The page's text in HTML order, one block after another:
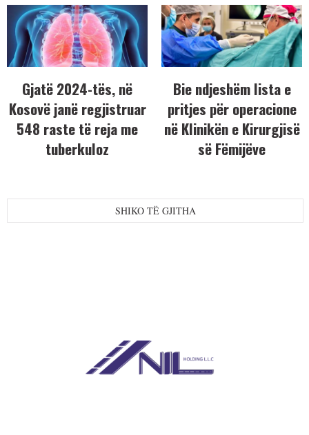
Gjatë 2024-tës, në
Kosovë janë regjistruar
548 raste të reja me
tuberkuloz
Bie ndjeshëm lista e
pritjes për operacione
në Klinikën e Kirurgjisë
së Fëmijëve
SHIKO TË GJITHA